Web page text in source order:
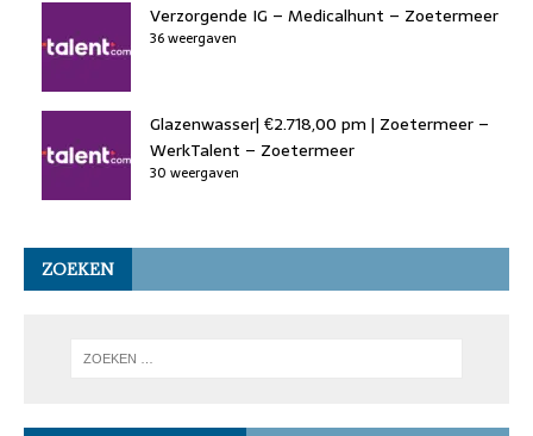
Verzorgende IG – Medicalhunt – Zoetermeer
36 weergaven
Glazenwasser| €2.718,00 pm | Zoetermeer –
WerkTalent – Zoetermeer
30 weergaven
ZOEKEN